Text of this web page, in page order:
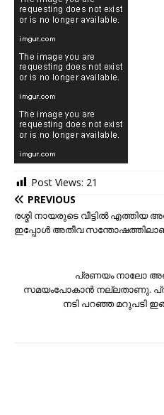
Post Views: 21
PREVIOUS
രശ്മി നായരുടെ വീട്ടില്‍ എത്തിയ
ഇപ്പോള്‍ അതീവ
പ്രണയം നാലോ
സമയംപോകാന്‍ നല്ലതാണു.
നടി പറഞ്ഞ മറുപടി